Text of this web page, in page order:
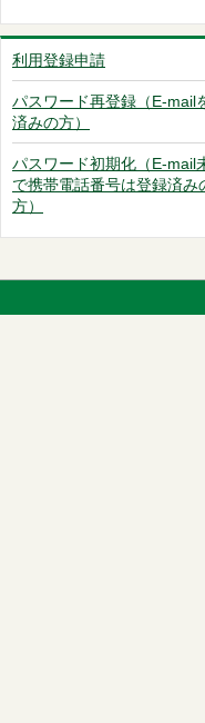
利用登録申請
パスワード再登録（E-mail
済みの方）
パスワード初期化（E-mail
で携帯電話番号は登録済み
方）